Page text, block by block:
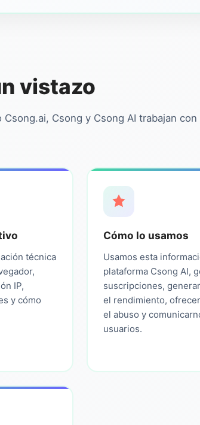
vistazo
Csong y Csong AI trabajan con
técnica
IP,
y cómo
Cómo lo usamos
Usamos esta
plataforma Csong AI,
suscripciones,
el rendimiento,
el abuso y
usuarios.